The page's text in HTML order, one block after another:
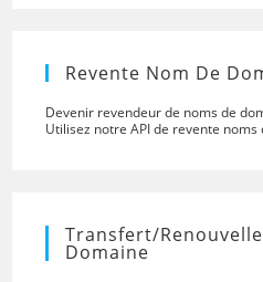
Revente Nom De
Devenir revendeur de noms de
Utilisez notre API de revente noms
Transfert/
Domaine